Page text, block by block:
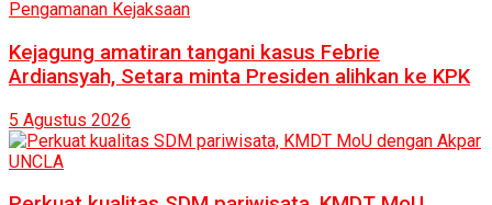
Kejagung amatiran tangani kasus Febrie
Ardiansyah, Setara minta Presiden alihkan ke KPK
5 Agustus 2026